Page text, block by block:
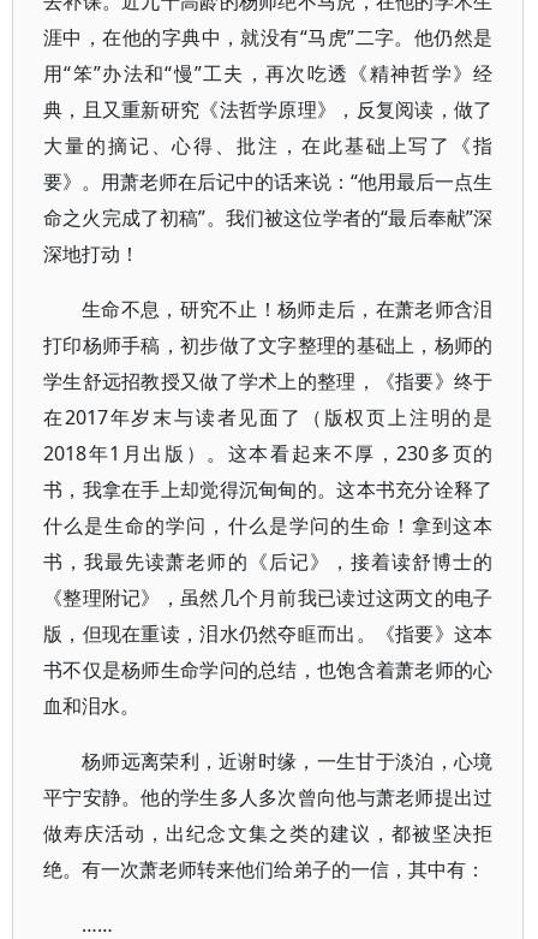
涯中，在他的字典中，就没有“马虎”二字。他仍然是
用“笨”办法和“慢”工夫，再次吃透《精神哲学》经
典，且又重新研究《法哲学原理》，反复阅读，做了
大量的摘记、心得、批注，在此基础上写了《指
要》。用萧老师在后记中的话来说：“他用最后一点生
命之火完成了初稿”。我们被这位学者的“最后奉献”深
深地打动！
生命不息，研究不止！杨师走后，在萧老师含泪
打印杨师手稿，初步做了文字整理的基础上，杨师的
学生舒远招教授又做了学术上的整理，《指要》终于
在2017年岁末与读者见面了（版权页上注明的是
2018年1月出版）。这本看起来不厚，230多页的
书，我拿在手上却觉得沉甸甸的。这本书充分诠释了
什么是生命的学问，什么是学问的生命！拿到这本
书，我最先读萧老师的《后记》，接着读舒博士的
《整理附记》，虽然几个月前我已读过这两文的电子
版，但现在重读，泪水仍然夺眶而出。《指要》这本
书不仅是杨师生命学问的总结，也饱含着萧老师的心
血和泪水。
杨师远离荣利，近谢时缘，一生甘于淡泊，心境
平宁安静。他的学生多人多次曾向他与萧老师提出过
做寿庆活动，出纪念文集之类的建议，都被坚决拒
绝。有一次萧老师转来他们给弟子的一信，其中有：
……